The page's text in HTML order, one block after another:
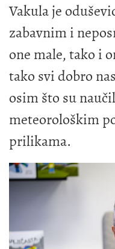
Vakula je
zabavnim i
one male, tako i
tako svi dobro
osim što su
meteorološkim
prilikama.